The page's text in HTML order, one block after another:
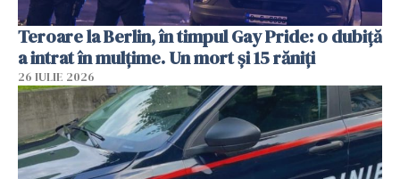
Teroare la Berlin, în timpul Gay Pride: o dubiță
a intrat în mulțime. Un mort și 15 răniți
26 IULIE 2026